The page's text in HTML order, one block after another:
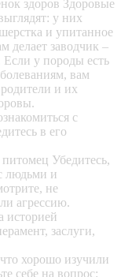
здоров Здоровые
у них
и упитанное
делает заводчик –
Если у породы есть
вам
и их
с
в его
питомец Убедитесь,
людьми и
не
агрессию.
историей
заслуги,
хорошо изучили
себе на вопрос: